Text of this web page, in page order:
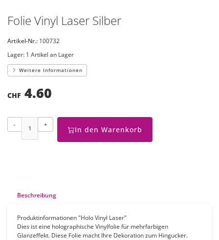
Folie Vinyl Laser Silber
Artikel-Nr.: 100732
Lager: 1 Artikel an Lager
Weitere Informationen
CHF 4.60
- +
In den Warenkorb
Beschreibung
Produktinformationen "Holo Vinyl Laser"
Dies ist eine holographische Vinylfolie für mehrfarbigen
Glanzeffekt. Diese Folie macht Ihre Dekoration zum Hingucker.